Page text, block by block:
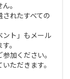
。
れたすべての
ト」もメール
。
加ください。
ただきます。